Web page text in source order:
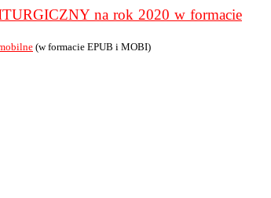
na rok 2020 w formacie
(w formacie EPUB i MOBI)